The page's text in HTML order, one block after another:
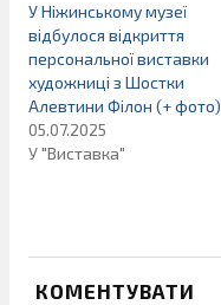
У Ніжинському музеї
відбулося відкриття
персональної виставки
художниці з Шостки
Алевтини Філон (+ фото)
05.07.2025
У "Виставка"
КОМЕНТУВАТИ